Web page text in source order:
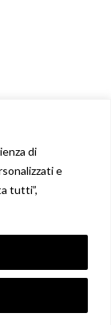
di
e
tutti”,